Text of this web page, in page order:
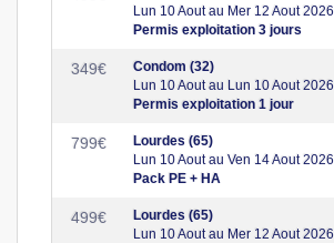
Lun 10 Aout au Mer 12 Aout 2026
Permis exploitation 3 jours
349€
Condom (32)
Lun 10 Aout au Lun 10 Aout 2026
Permis exploitation 1 jour
799€
Lourdes (65)
Lun 10 Aout au Ven 14 Aout 2026
Pack PE + HA
499€
Lourdes (65)
Lun 10 Aout au Mer 12 Aout 2026